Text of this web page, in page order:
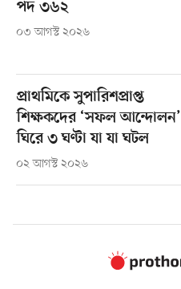
পদ ৩৬২
০৩ আগস্ট ২০২৬
প্রাথমিকে সুপারিশপ্রাপ্ত
শিক্ষকদের ‘সফল আন্দোলন’
ঘিরে ৩ ঘণ্টা যা যা ঘটল
০২ আগস্ট ২০২৬